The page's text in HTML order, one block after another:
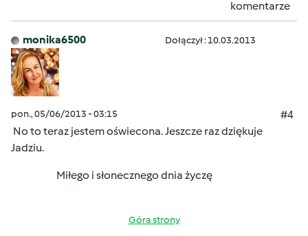
komentarze
monika6500 Dołączył : 10.03.2013
pon., 05/06/2013 - 03:15
#4
No to teraz jestem oświecona. Jeszcze raz dziękuje
Jadziu.
Miłego i słonecznego dnia życzę
Góra strony